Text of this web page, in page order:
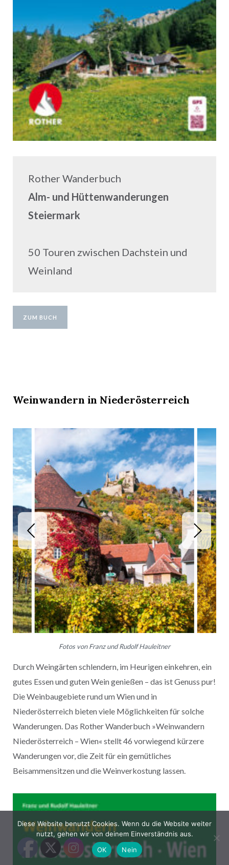
Rother Wanderbuch
Alm- und Hüttenwanderungen
Steiermark
50 Touren zwischen Dachstein und
Weinland
ZUM BUCH
Weinwandern in Niederösterreich
Fotos von Franz und Rudolf Hauleitner
Durch Weingärten schlendern, im Heurigen einkehren, ein
gutes Essen und guten Wein genießen – das ist Genuss pur!
Die Weinbaugebiete rund um Wien und in
Niederösterreich bieten viele Möglichkeiten für solche
Wanderungen. Das Rother Wanderbuch »Weinwandern
Niederösterreich – Wien« stellt 46 vorwiegend kürzere
Wanderungen vor, die Zeit für ein gemütliches
Beisammensitzen und die Weinverkostung lassen.
Diese Website benutzt Cookies. Wenn du die Website weiter
nutzt, gehen wir von deinem Einverständnis aus.
OK
Nein